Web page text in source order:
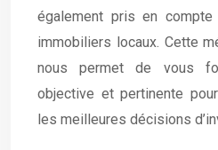
également pris en
immobiliers locaux. Cette
nous permet de vous
objective et pertinente
les meilleures décisions